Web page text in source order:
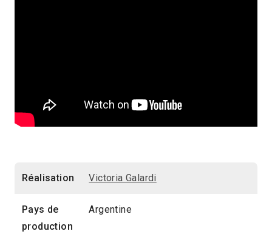
Réalisation Victoria Galardi
Pays de
production
Argentine